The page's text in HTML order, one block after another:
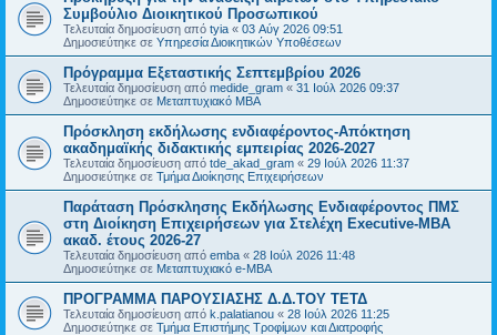
Συμβούλιο Διοικητικού Προσωπικού
Τελευταία δημοσίευση από tyia « 03 Αύγ 2026 09:51
Δημοσιεύτηκε σε Υπηρεσία Διοικητικών Υποθέσεων
Πρόγραμμα Εξεταστικής Σεπτεμβρίου 2026
Τελευταία δημοσίευση από medide_gram « 31 Ιούλ 2026 09:37
Δημοσιεύτηκε σε Μεταπτυχιακό MBA
Πρόσκληση εκδήλωσης ενδιαφέροντος-Απόκτηση
ακαδημαϊκής διδακτικής εμπειρίας 2026-2027
Τελευταία δημοσίευση από tde_akad_gram « 29 Ιούλ 2026 11:37
Δημοσιεύτηκε σε Τμήμα Διοίκησης Επιχειρήσεων
Παράταση Πρόσκλησης Εκδήλωσης Ενδιαφέροντος ΠΜΣ
στη Διοίκηση Επιχειρήσεων για Στελέχη Executive-MBΑ
ακαδ. έτους 2026-27
Τελευταία δημοσίευση από emba « 28 Ιούλ 2026 11:48
Δημοσιεύτηκε σε Μεταπτυχιακό e-MBA
ΠΡΟΓΡΑΜΜΑ ΠΑΡΟΥΣΙΑΣΗΣ Δ.Δ.ΤΟΥ ΤΕΤΔ
Τελευταία δημοσίευση από k.palatianou « 28 Ιούλ 2026 11:25
Δημοσιεύτηκε σε Τμήμα Επιστήμης Τροφίμων και Διατροφής